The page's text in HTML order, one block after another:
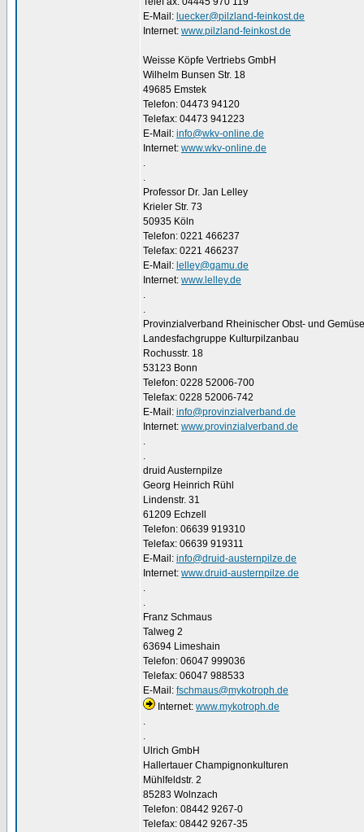
E-Mail: luecker@pilzland-feinkost.de
Internet: www.pilzland-feinkost.de
Weisse Köpfe Vertriebs GmbH
Wilhelm Bunsen Str. 18
49685 Emstek
Telefon: 04473 94120
Telefax: 04473 941223
E-Mail: info@wkv-online.de
Internet: www.wkv-online.de
.
.
Professor Dr. Jan Lelley
Krieler Str. 73
50935 Köln
Telefon: 0221 466237
Telefax: 0221 466237
E-Mail: lelley@gamu.de
Internet: www.lelley.de
.
.
Provinzialverband Rheinischer Obst- und
Landesfachgruppe Kulturpilzanbau
Rochusstr. 18
53123 Bonn
Telefon: 0228 52006-700
Telefax: 0228 52006-742
E-Mail: info@provinzialverband.de
Internet: www.provinzialverband.de
.
.
druid Austernpilze
Georg Heinrich Rühl
Lindenstr. 31
61209 Echzell
Telefon: 06639 919310
Telefax: 06639 919311
E-Mail: info@druid-austernpilze.de
Internet: www.druid-austernpilze.de
.
.
Franz Schmaus
Talweg 2
63694 Limeshain
Telefon: 06047 999036
Telefax: 06047 988533
E-Mail: fschmaus@mykotroph.de
Internet: www.mykotroph.de
.
.
Ulrich GmbH
Hallertauer Champignonkulturen
Mühlfeldstr. 2
85283 Wolnzach
Telefon: 08442 9267-0
Telefax: 08442 9267-35